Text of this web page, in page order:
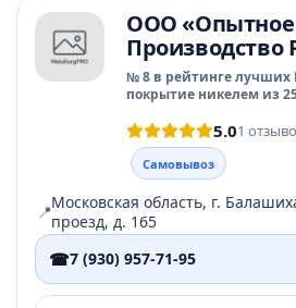
ООО «Опытное
Производство
№ 8 в рейтинге лучших
покрытие никелем из
5.01
Самовывоз
📍Московская область, г.
проезд, д. 165
☎7 (930) 957-71-95